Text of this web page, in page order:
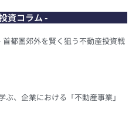
資コラム -
首都圏郊外を賢く狙う不動産投資戦
ぶ、企業における「不動産事業」